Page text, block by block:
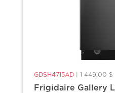
GDSH4715AD |1 449,00 $
Frigidaire Gallery